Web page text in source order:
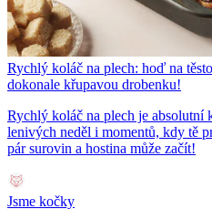
Rychlý koláč na plech: hoď na
dokonale křupavou drobenku!
Rychlý koláč na plech je absolutní
lenivých neděl i momentů, kdy tě
pár surovin a hostina může začít!
Jsme kočky